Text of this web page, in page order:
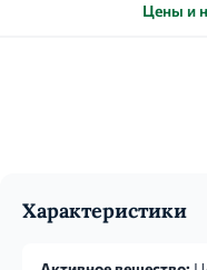
Цены и
Характеристики